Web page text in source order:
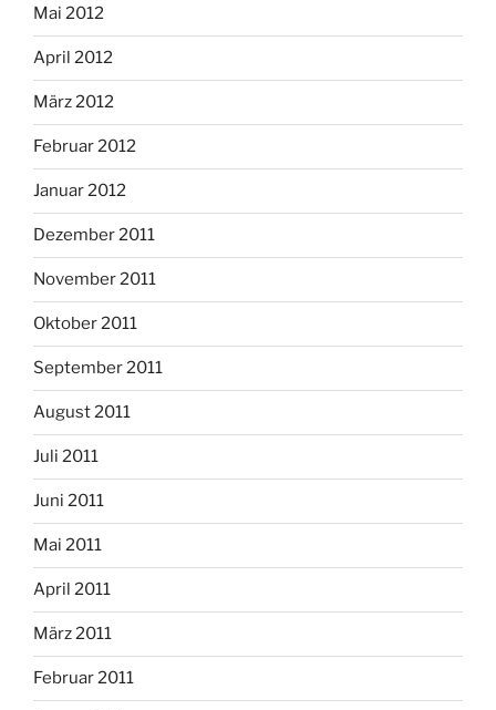
Mai 2012
April 2012
März 2012
Februar 2012
Januar 2012
Dezember 2011
November 2011
Oktober 2011
September 2011
August 2011
Juli 2011
Juni 2011
Mai 2011
April 2011
März 2011
Februar 2011